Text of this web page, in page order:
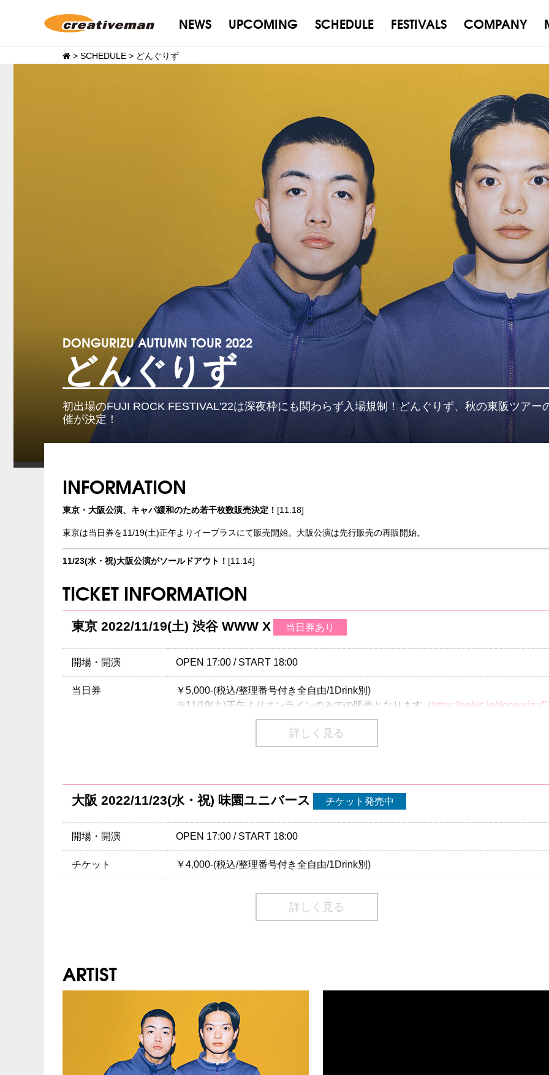
NEWS UPCOMING SCHEDULE FESTIVALS COMPANY
> SCHEDULE > どんぐりず
DONGURIZU AUTUMN TOUR 2022
どんぐりず
初出場のFUJI ROCK FESTIVAL'22は深夜枠にも関わらず入場規制！どんぐりず、秋の東阪ツアー
催が決定！
INFORMATION
東京・大阪公演、キャパ緩和のため若干枚数販売決定！ [11.18]
東京は当日券を11/19(土)正午よりイープラスにて販売開始。大阪公演は先行販売の再販開始。
11/23(水・祝)大阪公演がソールドアウト！ [11.14]
TICKET INFORMATION
東京 2022/11/19(土) 渋谷 WWW X 当日券あり
開場・開演 OPEN 17:00 / START 18:00
当日券
￥5,000-(税込/整理番号付き全自由/1Drink別)
※11/19(土)正午よりオンラインのみでの販売となります（https://eplus.jp/dongurizu/"
￥4,000-(税込/整理番号付き全自由/1Drink別)
◆本公演は「音楽コンサートにおける新型コロナウイルス感染予防対策ガイドライ
協力：ビクターエンタテインメント
詳しく見る
大阪 2022/11/23(水・祝) 味園ユニバース チケット発売中
開場・開演 OPEN 17:00 / START 18:00
チケット ￥4,000-(税込/整理番号付き全自由/1Drink別)
YUMEBANCHI：06-6341-3525 (平日12:00～18:00 )
主 催：夢番地
企画・制作：SPACE ODD MANAGEMENT/クリエイティブマンプロダクション
詳しく見る
ARTIST